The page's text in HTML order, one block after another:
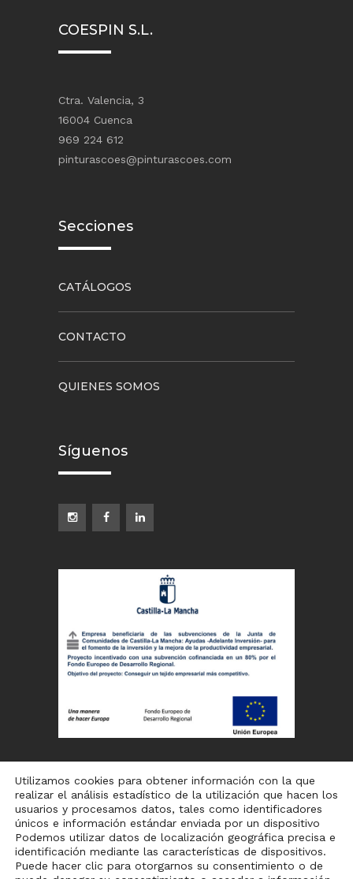
COESPIN S.L.
Ctra. Valencia, 3
16004 Cuenca
969 224 612
pinturascoes@pinturascoes.com
Secciones
CATÁLOGOS
CONTACTO
QUIENES SOMOS
Síguenos
Utilizamos cookies para obtener información con la que
realizar el análisis estadístico de la utilización que hacen los
usuarios y procesamos datos, tales como identificadores
únicos e información estándar enviada por un dispositivo
Podemos utilizar datos de localización geográfica precisa e
identificación mediante las características de dispositivos.
Puede hacer clic para otorgarnos su consentimiento o de